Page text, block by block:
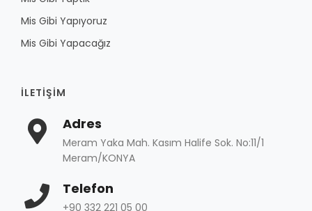
Mis Gibi Yapıyoruz
Mis Gibi Yapacağız
İLETIŞIM
Adres
Meram Yaka Mah. Kasım Halife Sok. No:11/1
Meram/KONYA
Telefon
+90 332 221 05 00